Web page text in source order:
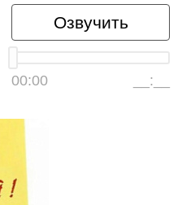
Озвучить
00:00 __:__